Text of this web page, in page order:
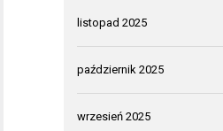
listopad 2025
październik 2025
wrzesień 2025